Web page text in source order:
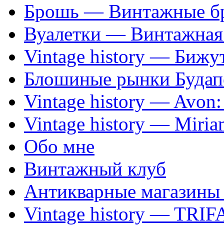
Брошь — Винтажные
Вуалетки — Винтажная
Vintage history —
Блошиные рынки
Vintage history —
Vintage history —
Обо мне
Винтажный клуб
Антикварные
Vintage history —